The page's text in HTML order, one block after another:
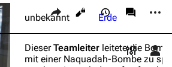
aufrufen Toggle
Diese Seite teilen
Ansichten
unbekannt Erde
DieserTeamleiter leitete die
mit einer Naquadah-Bombe zu